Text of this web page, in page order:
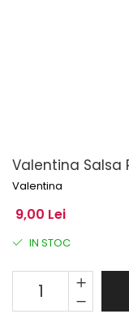
Valentina Salsa
Valentina
9,00 Lei
IN STOC